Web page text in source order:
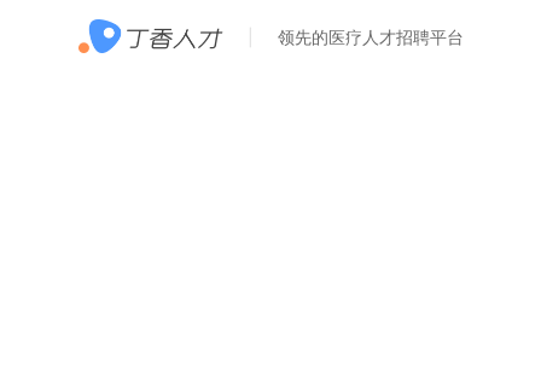
领先的医疗人才招聘平台